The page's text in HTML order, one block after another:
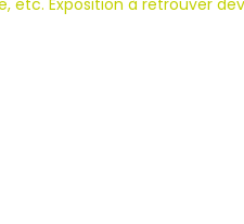
etc. Exposition à retrouver